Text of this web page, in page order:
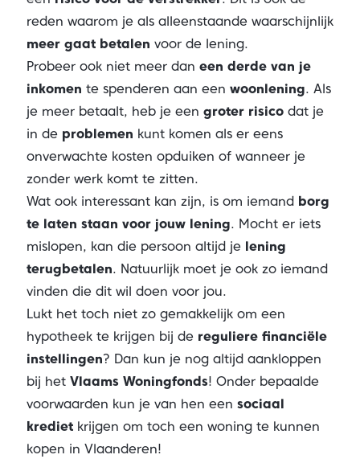
reden waarom je als alleenstaande waarschijnlijk
meer gaat betalen voor de lening.
Probeer ook niet meer dan een derde van je
inkomen te spenderen aan een woonlening. Als
je meer betaalt, heb je een groter risicodat je
in de problemen kunt komen als er eens
onverwachte kosten opduiken of wanneer je
zonder werk komt te zitten.
Wat ook interessant kan zijn, is om iemand borg
te laten staan voor jouw lening. Mocht er iets
mislopen, kan die persoon altijd je lening
terugbetalen. Natuurlijk moet je ook zo iemand
vinden die dit wil doen voor jou.
Lukt het toch niet zo gemakkelijk om een
hypotheek te krijgen bij de reguliere financiële
instellingen? Dan kun je nog altijd aankloppen
bij het Vlaams Woningfonds! Onder bepaalde
voorwaarden kun je van hen een sociaal
kredietkrijgen om toch een woning te kunnen
kopen in Vlaanderen!